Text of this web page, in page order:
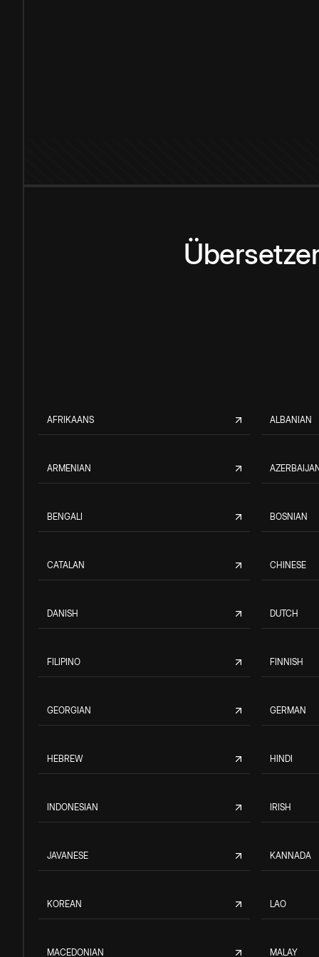
AFRIKAANS ALBANIAN
ARMENIAN
BENGALI BOSNIAN
CATALAN CHINESE
DANISH DUTCH
FILIPINO FINNISH
GEORGIAN GERMAN
HEBREW HINDI
INDONESIAN IRISH
JAVANESE KANNADA
KOREAN LAO
MACEDONIAN MALAY